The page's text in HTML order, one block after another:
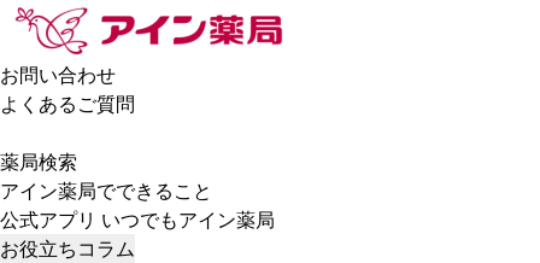
お問い合わせ
よくあるご質問
薬局検索
アイン薬局でできること
公式アプリ いつでもアイン薬局
お役立ちコラム